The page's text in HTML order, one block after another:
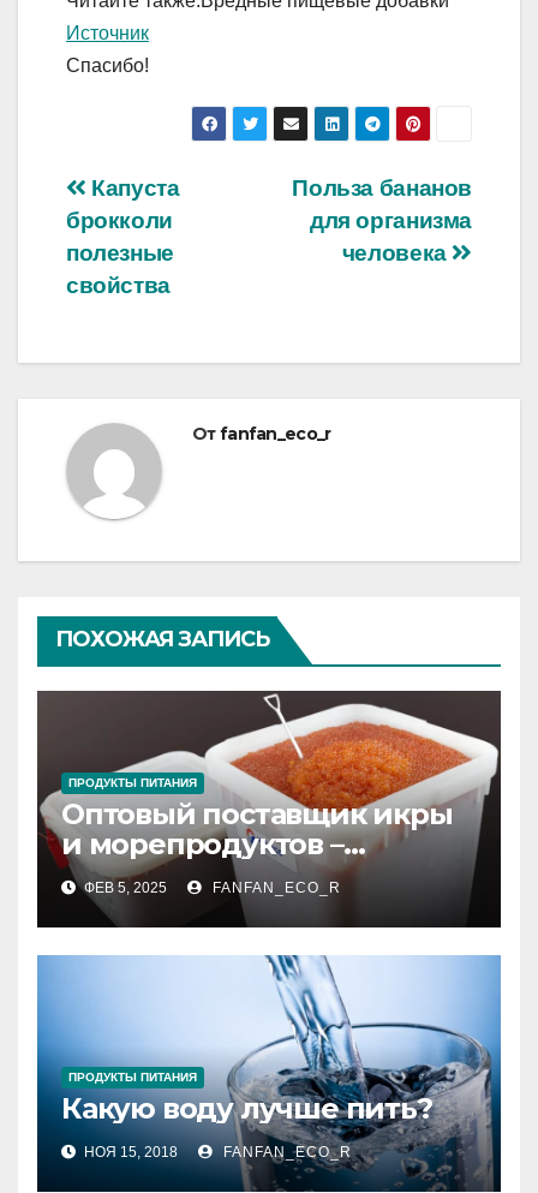
Источник
Спасибо!
Навигация
по
записям
Польза бананов
для организма
человека
Капуста
брокколи
полезные
свойства
Отfanfan_eco_r
ПОХОЖАЯ ЗАПИСЬ
ПРОДУКТЫ ПИТАНИЯ
Оптовый поставщик икры
и морепродуктов –
качество и надежность
ФЕВ 5, 2025 FANFAN_ECO_R
ПРОДУКТЫ ПИТАНИЯ
Какую воду лучше пить?
НОЯ 15, 2018 FANFAN_ECO_R